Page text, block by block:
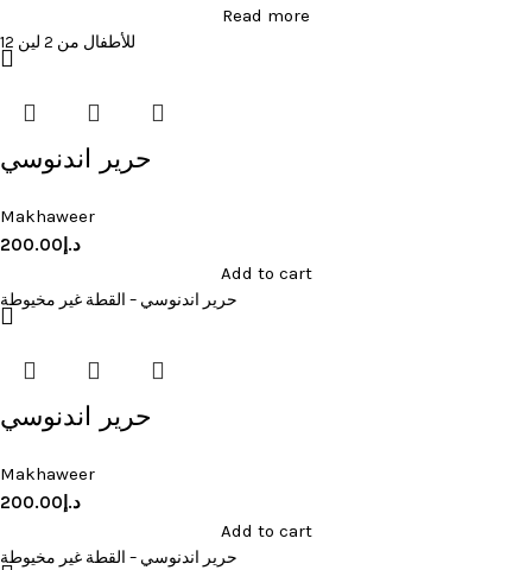
Read more
للأطفال من 2 لين 12
حرير اندنوسي
Makhaweer
د.إ200.00
Add to cart
حرير اندنوسي – القطة غير مخيوطة
حرير اندنوسي
Makhaweer
د.إ200.00
Add to cart
حرير اندنوسي – القطة غير مخيوطة